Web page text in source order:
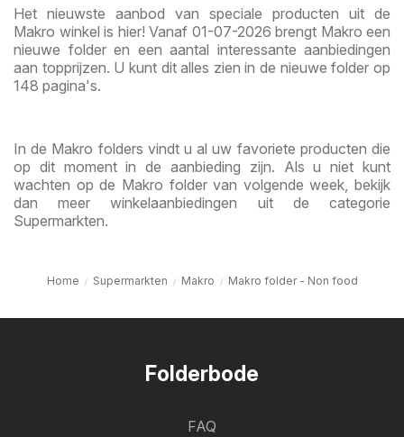
Het nieuwste aanbod van speciale producten uit de
Makro winkel is hier! Vanaf 01-07-2026 brengt Makro een
nieuwe folder en een aantal interessante aanbiedingen
aan topprijzen. U kunt dit alles zien in de nieuwe folder op
148 pagina's.
In de Makro folders vindt u al uw favoriete producten die
op dit moment in de aanbieding zijn. Als u niet kunt
wachten op de Makro folder van volgende week, bekijk
dan meer winkelaanbiedingen uit de categorie
Supermarkten.
Home Supermarkten Makro Makro folder - Non food
Folderbode
FAQ